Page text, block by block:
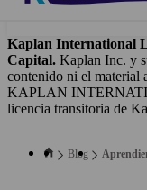
Kaplan International
Capital. Kaplan Inc. y
contenido ni el material
KAPLAN
licencia transitoria de
Blog